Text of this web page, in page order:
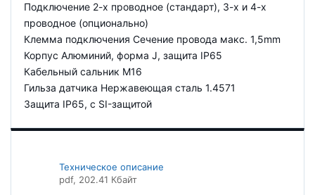
Подключение 2-х проводное (стандарт), 3-х и 4-х
проводное (опционально)
Клемма подключения Сечение провода макс. 1,5mm
Корпус Алюминий, форма J, защита IP65
Кабельный сальник M16
Гильза датчика Нержавеющая сталь 1.4571
Защита IP65, c SI-защитой
Техническое описание
pdf, 202.41 Кбайт